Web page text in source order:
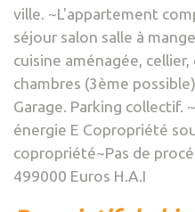
ville. ~L'appartement
séjour salon salle à
cuisine aménagée, cellier,
chambres (3ème
Garage. Parking collectif.
énergie E Copropriété
copropriété~Pas de
499000 Euros H.A.I